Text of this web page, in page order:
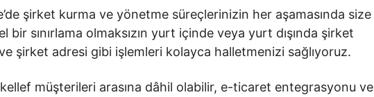
şirket kurma ve yönetme süreçlerinizin her aşamasında size
sınırlama olmaksızın yurt içinde veya yurt dışında şirket
şirket adresi gibi işlemleri kolayca halletmenizi sağlıyoruz.
müşterileri arasına dâhil olabilir, e-ticaret entegrasyonu ve